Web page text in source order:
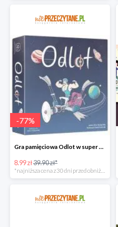
-77%
Gra pamięciowa Odlot w super cenie
8.99 zł39.90 zł*